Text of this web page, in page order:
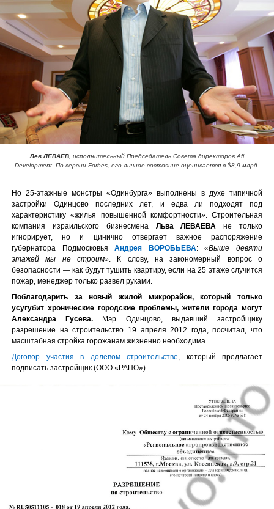
Лев ЛЕВАЕВ, исполнительный Председатель Совета директоров Afi
Development. По версии Forbes, его личное состояние оценивается в $8,9 млрд.
Но 25-этажные монстры «Одинбурга» выполнены в духе типичной
застройки Одинцово последних лет, и едва ли подходят под
характеристику «жилья повышенной комфортности». Строительная
компания израильского бизнесмена Льва ЛЕВАЕВА не только
игнорирует, но и цинично отвергает важное распоряжение
губернатора ПодмосковьяАндрея ВОРОБЬЕВА:«Выше девяти
этажей мы не строим». К слову, на закономерный вопрос о
безопасности — как будут тушить квартиру, если на 25 этаже случится
пожар, менеджер только развел руками.
Поблагодарить за новый жилой микрорайон, который только
усугубит хронические городские проблемы, жители города могут
Александра Гусева. Мэр Одинцово, выдавший застройщику
разрешение на строительство 19 апреля 2012 года, посчитал, что
масштабная стройка горожанам жизненно необходима.
Договор участия в долевом строительстве, который предлагает
подписать застройщик (ООО «РАПО»).